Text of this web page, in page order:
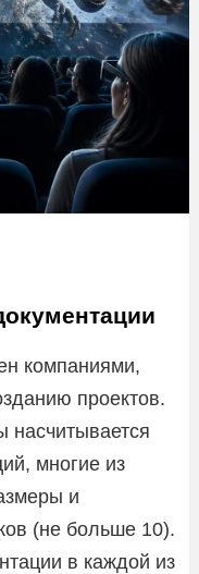
компаниями,
проектов.
насчитывается
многие из
и
(не больше 10).
в каждой из